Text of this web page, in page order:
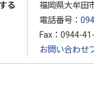
る
福岡県大牟田
電話番号：
Fax：0944-
お問い合わせ